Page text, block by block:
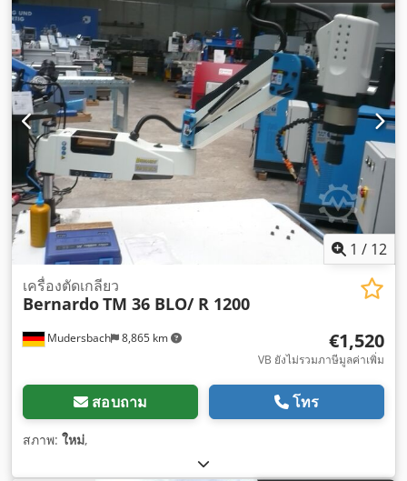
Y):
, ช่วงการตัดเหล็กฉากที่ 45° (แกน X): 180 มม, ช่วงตัด
เหล็กฉากที่ 45° (แกน Y):
180 มม, ประเภทกระแสไฟฟ้าที่เข้ามา:
สามเฟส, ความยาวทั้งหมด:14,000 มม, ช่วงการตัดเหล็กสี่เหลี่ยมที่
90°:180 มม, ขอบเขตการตัดเหล็กสี่เหลี่ยมที่ 45°:180 มม, ระยะ
ป้อนแกน Y:7,500 มม, ความสูงของสินค้า (สูงสุด): 12 มม,
1 / 12
Mudersbach 8,865 km
เครื่องตัดเกลียว
BernardoTM 36 BLO/ R 1200
€1,520
VB ยังไม่รวมภาษีมูลค่าเพิ่ม
สอบถาม โทร
สภาพ: ใหม่,